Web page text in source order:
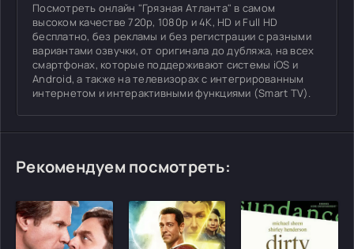
Посмотреть онлайн "Грязная Атланта" в самом
высоком качестве 720p, 1080p и 4K, HD и Full HD
бесплатно, без рекламы и без регистрации с разными
вариантами озвучки, от оригинала до дубляжа, на всех
смартфонах, которые поддерживают системы iOS и
Android, а также на телевизорах с интегрированным
интернетом и интерактивными функциями (Smart TV).
Рекомендуем посмотреть: